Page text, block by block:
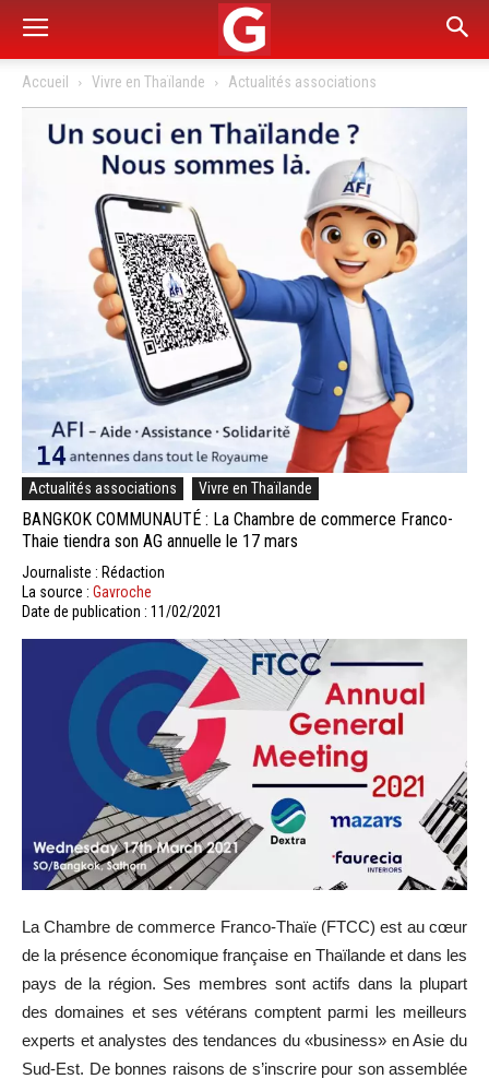
Accueil Vivre en Thaïlande Actualités associations
Actualités associations Vivre en Thaïlande
BANGKOK COMMUNAUTÉ : La Chambre de commerce Franco-
Thaie tiendra son AG annuelle le 17 mars
Journaliste : Rédaction
La source : Gavroche
Date de publication : 11/02/2021
La Chambre de commerce Franco-Thaïe (FTCC) est au cœur
de la présence économique française en Thaïlande et dans les
pays de la région. Ses membres sont actifs dans la plupart
des domaines et ses vétérans comptent parmi les meilleurs
experts et analystes des tendances du «business» en Asie du
Sud-Est. De bonnes raisons de s’inscrire pour son assemblée